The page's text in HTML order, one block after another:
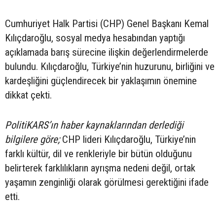
Cumhuriyet Halk Partisi (CHP) Genel Başkanı Kemal
Kılıçdaroğlu, sosyal medya hesabından yaptığı
açıklamada barış sürecine ilişkin değerlendirmelerde
bulundu. Kılıçdaroğlu, Türkiye’nin huzurunu, birliğini ve
kardeşliğini güçlendirecek bir yaklaşımın önemine
dikkat çekti.
PolitiKARS’ın haber kaynaklarından derlediği
bilgilere göre;CHP lideri Kılıçdaroğlu, Türkiye’nin
farklı kültür, dil ve renkleriyle bir bütün olduğunu
belirterek farklılıkların ayrışma nedeni değil, ortak
yaşamın zenginliği olarak görülmesi gerektiğini ifade
etti.